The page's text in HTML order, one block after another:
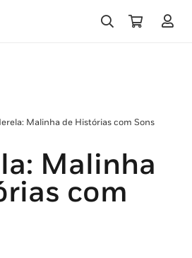
Malinha de Histórias com Sons
Malinha
com